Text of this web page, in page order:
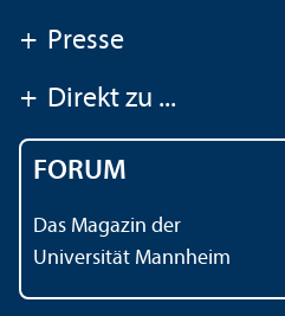
+ Presse
+ Direkt zu ...
FORUM
Das Magazin der
Universität Mannheim